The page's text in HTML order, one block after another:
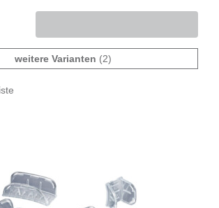
weitere Varianten (2)